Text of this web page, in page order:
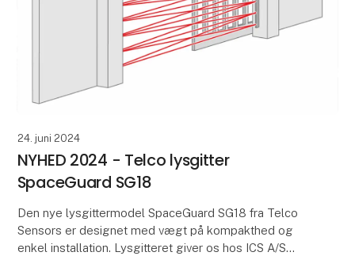
24. juni 2024
NYHED 2024 - Telco lysgitter
SpaceGuard SG18
Den nye lysgittermodel SpaceGuard SG18 fra Telco
Sensors er designet med vægt på kompakthed og
enkel installation. Lysgitteret giver os hos ICS A/S